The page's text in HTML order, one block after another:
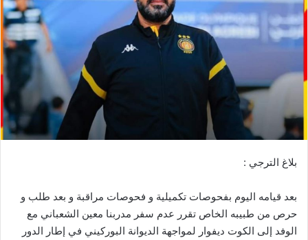
بلاغ الترجي :
بعد قيامه اليوم بفحوصات تكميلية و فحوصات مراقبة و بعد طلب و
حرص من طبيبه الخاص تقرر عدم سفر مدربنا معين الشعباني مع
الوفد إلى الكوت ديفوار لمواجهة الديوانة البوركيني في إطار الدور